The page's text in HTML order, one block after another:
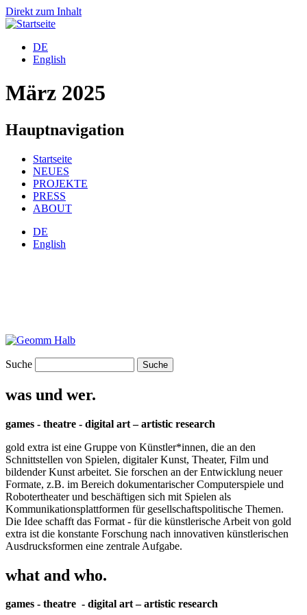
Direkt zum Inhalt
DE
English
März 2025
Hauptnavigation
Startseite
NEUES
PROJEKTE
PRESS
ABOUT
DE
English
Suche
was und wer.
games - theatre - digital art – artistic research
gold extra ist eine Gruppe von Künstler*innen, die an den
Schnittstellen von Spielen, digitaler Kunst, Theater, Film und
bildender Kunst arbeitet. Sie forschen an der Entwicklung neuer
Formate, z.B. im Bereich dokumentarischer Computerspiele und
Robotertheater und beschäftigen sich mit Spielen als
Kommunikationsplattformen für gesellschaftspolitische Themen.
Die Idee schafft das Format - für die künstlerische Arbeit von gold
extra ist die konstante Forschung nach innovativen künstlerischen
Ausdrucksformen eine zentrale Aufgabe.
what and who.
games - theatre - digital art – artistic research